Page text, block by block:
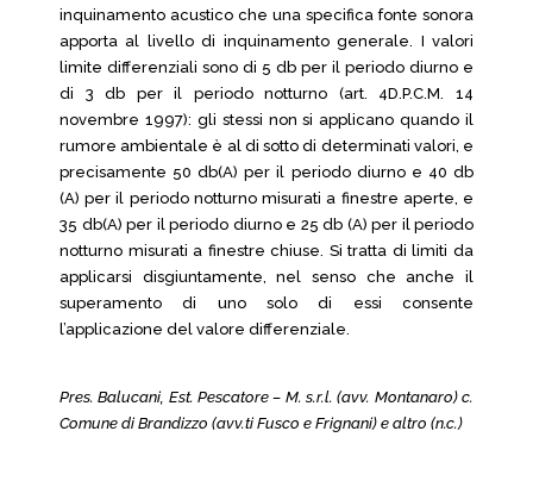
inquinamento acustico che una specifica fonte sonora
apporta al livello di inquinamento generale. I valori
limite differenziali sono di 5 db per il periodo diurno e
di 3 db per il periodo notturno (art. 4D.P.C.M. 14
novembre 1997): gli stessi non si applicano quando il
rumore ambientale è al di sotto di determinati valori, e
precisamente 50 db(A) per il periodo diurno e 40 db
(A) per il periodo notturno misurati a finestre aperte, e
35 db(A) per il periodo diurno e 25 db (A) per il periodo
notturno misurati a finestre chiuse. Si tratta di limiti da
applicarsi disgiuntamente, nel senso che anche il
superamento di uno solo di essi consente
l’applicazione del valore differenziale.
Pres. Balucani, Est. Pescatore – M. s.r.l. (avv. Montanaro) c.
Comune di Brandizzo (avv.ti Fusco e Frignani) e altro (n.c.)